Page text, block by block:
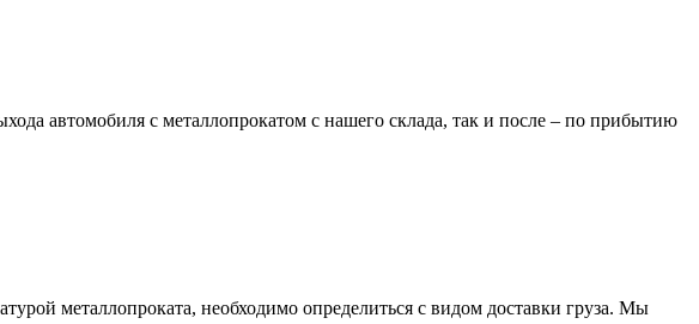
автомобиля с металлопрокатом с нашего склада, так и после – по прибытию
металлопроката, необходимо определиться с видом доставки груза. Мы